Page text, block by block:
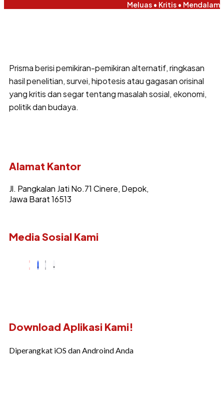
Meluas • Kritis • Mendalam
Prisma berisi pemikiran-pemikiran alternatif, ringkasan
hasil penelitian, survei, hipotesis atau gagasan orisinal
yang kritis dan segar tentang masalah sosial, ekonomi,
politik dan budaya.
Alamat Kantor
Jl. Pangkalan Jati No.71 Cinere, Depok,
Jawa Barat 16513
Media Sosial Kami
Download Aplikasi Kami!
Diperangkat iOS dan Androind Anda